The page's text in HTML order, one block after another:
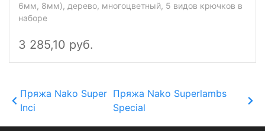
6мм, 8мм), дерево, многоцветный, 5 видов крючков в
наборе
3 285,10 руб.
Пряжа Nako Super
Inci
Пряжа Nako Superlambs
Special